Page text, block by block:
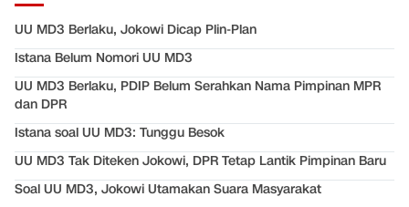
UU MD3 Berlaku, Jokowi Dicap Plin-Plan
Istana Belum Nomori UU MD3
UU MD3 Berlaku, PDIP Belum Serahkan Nama Pimpinan MPR
dan DPR
Istana soal UU MD3: Tunggu Besok
UU MD3 Tak Diteken Jokowi, DPR Tetap Lantik Pimpinan Baru
Soal UU MD3, Jokowi Utamakan Suara Masyarakat